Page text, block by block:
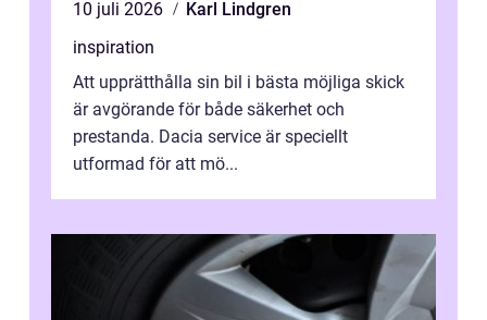
10 juli 2026
Karl Lindgren
inspiration
Att upprätthålla sin bil i bästa möjliga skick
är avgörande för både säkerhet och
prestanda. Dacia service är speciellt
utformad för att mö...